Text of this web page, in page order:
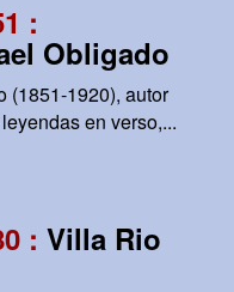
:
Obligado
(1851-1920), autor
en verso,...
: Villa Rio